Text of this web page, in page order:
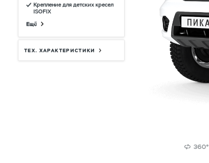
360°
Крепление для детских кресел
ISOFIX
Ещё
ТЕХ. ХАРАКТЕРИСТИКИ